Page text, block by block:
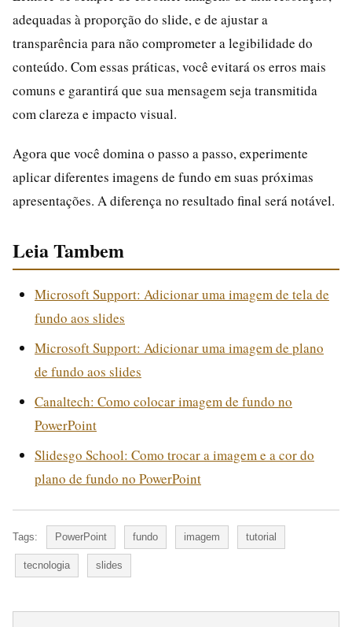
adequadas à proporção do slide, e de ajustar a
transparência para não comprometer a legibilidade do
conteúdo. Com essas práticas, você evitará os erros mais
comuns e garantirá que sua mensagem seja transmitida
com clareza e impacto visual.
Agora que você domina o passo a passo, experimente
aplicar diferentes imagens de fundo em suas próximas
apresentações. A diferença no resultado final será notável.
Leia Tambem
Microsoft Support: Adicionar uma imagem de tela de
fundo aos slides
Microsoft Support: Adicionar uma imagem de plano
de fundo aos slides
Canaltech: Como colocar imagem de fundo no
PowerPoint
Slidesgo School: Como trocar a imagem e a cor do
plano de fundo no PowerPoint
Tags: PowerPoint fundo imagem tutorial
tecnologia slides